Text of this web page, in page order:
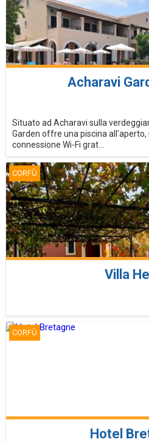
Acharavi
Situato ad Acharavi sulla
Garden offre una piscina all'aperto,
connessione Wi-Fi grat...
CORFÙ
Villa
CORFÙ
Hotel